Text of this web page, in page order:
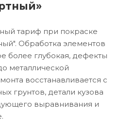
тариф при покраске
Обработка элементов
более глубокая, дефекты
металлической
восстанавливается с
грунтов, детали кузова
выравнивания и